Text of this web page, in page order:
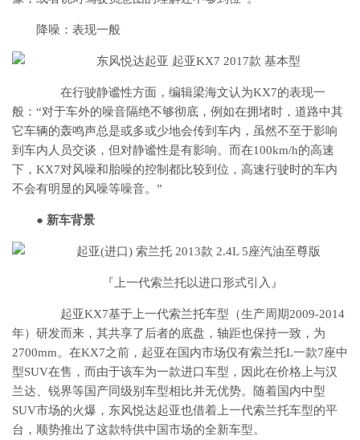
降噪：表现一般
在行驶静谧性方面，编辑梁海文认为KX7的表现一
般：“对于车外的噪音隔绝不够彻底，例如在拥堵时，道路中其
它车辆的轰鸣声总是或多或少地会传到车内，虽然不至于影响
到车内人员交谈，但对静谧性是有影响。而在100km/h的高速
下，KX7对风噪和胎噪的控制都比较到位，高速行驶时的车内
不会有明显的风噪等噪音。”
● 新车背景
『上一代索兰托以进口形式引入』
起亚KX7基于上一代索兰托车型（生产周期2009-2014
年）研发而来，其共享了后者的底盘，轴距也保持一致，为
2700mm。在KX7之前，起亚在国内市场仅有索兰托L一款7座中
型SUV在售，而由于该车为一款进口车型，因此在价格上与汉
兰达、锐界等国产同级别车型相比并无优势。随着国内中型
SUV市场的火爆，东风悦达起亚也借着上一代索兰托车型的平
台，顺势推出了这款特供中国市场的全新车型。